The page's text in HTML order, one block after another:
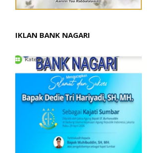
IKLAN BANK NAGARI